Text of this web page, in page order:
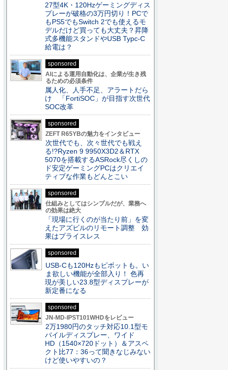
27型4K・120Hzゲーミングディス
プレーが破格の3万円切り！PCで
もPS5でもSwitch 2でも使えるモ
デルだけど買っても大丈夫？昇降
式多機能スタンドやUSB Typc-C
給電は？
sponsored
AIによる運用自動化は、企業が生き残
るための必須条件
属人化、人手不足、アラートだら
け 「FortiSOC」が目指す次世代
SOC改革
sponsored
ZEFT R65YBの魅力をインタビュー
次世代でも、次々世代でも戦え
る!?Ryzen 9 9950X3D2＆RTX
5070を搭載するASRock尽くしの
ド安定ゲーミングPCはクリエイ
ティブな作業もどんとこい
sponsored
仕組みとしてはシンプルだが、業務へ
の効果は絶大
「現場に行くのが当たり前」を変
えたアズビルのリモート調整 効
果はプライスレス
sponsored
USB-Cも120Hzもピボットも。い
ま欲しい機能が全部入り！ 色再
現が美しい23.8型ディスプレーが
新定番になる
sponsored
JN-MD-IPST101WHDをレビュー
2万1980円のタッチ対応10.1型モ
バイルディスプレー、ワイド
HD（1540×720ドット）＆アスペ
クト比77：36って聞きなじみない
けど使いやすいの？